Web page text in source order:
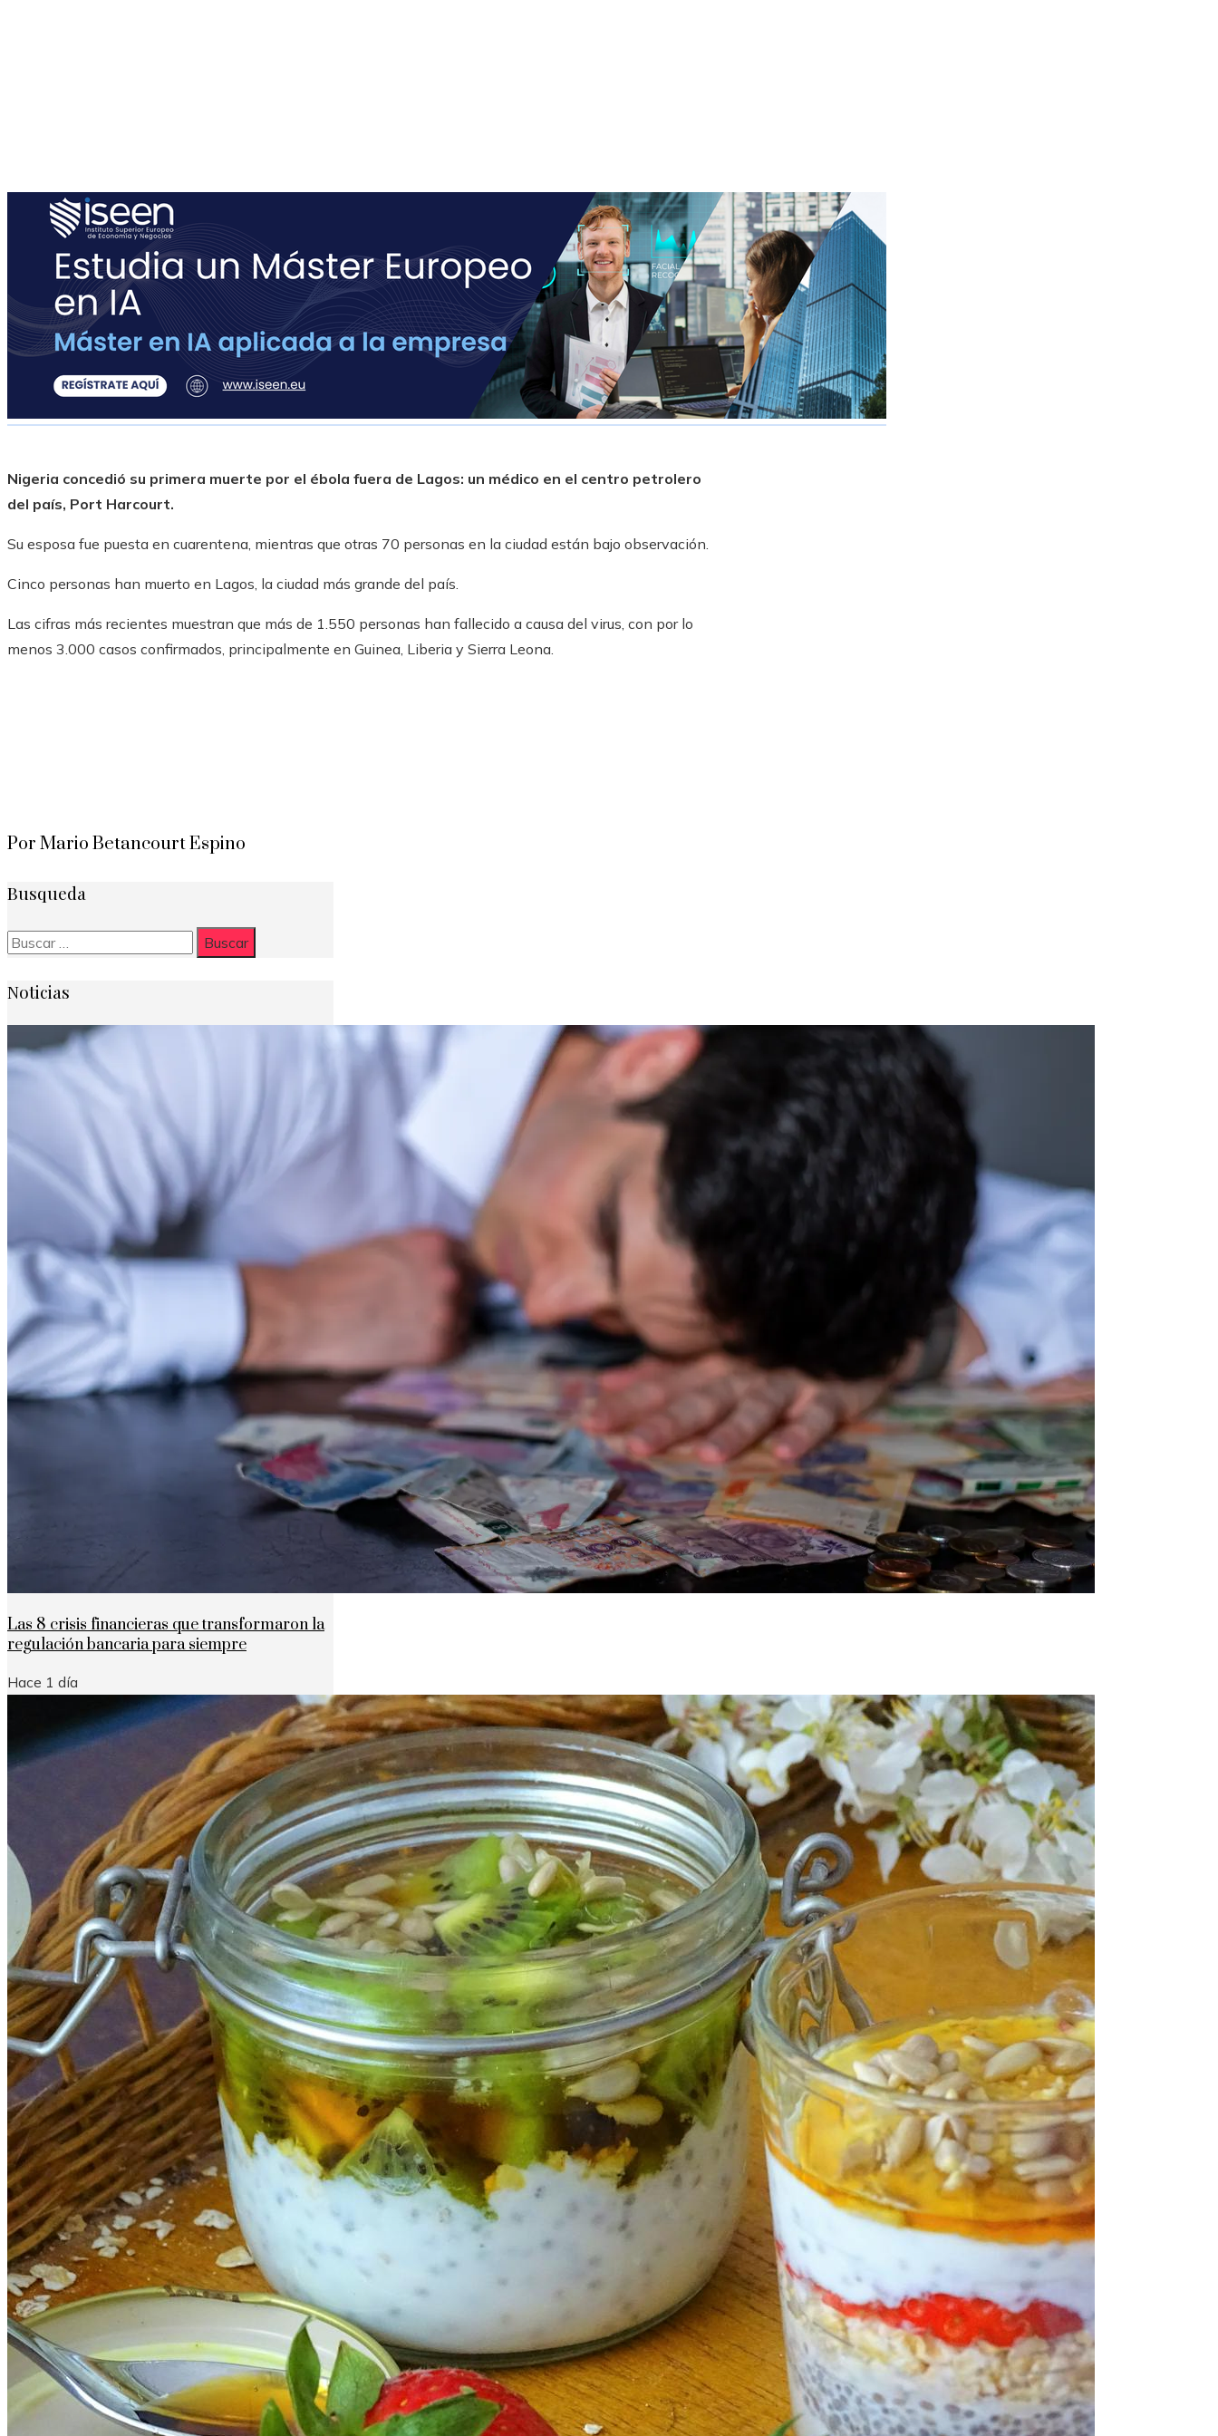
Nigeria concedió su primera muerte por el ébola fuera de Lagos: un médico en el centro petrolero
del país, Port Harcourt.
Su esposa fue puesta en cuarentena, mientras que otras 70 personas en la ciudad están bajo observación.
Cinco personas han muerto en Lagos, la ciudad más grande del país.
Las cifras más recientes muestran que más de 1.550 personas han fallecido a causa del virus, con por lo
menos 3.000 casos confirmados, principalmente en Guinea, Liberia y Sierra Leona.
Por Mario Betancourt Espino
Busqueda
Buscar:
Noticias
Las 8 crisis financieras que transformaron la
regulación bancaria para siempre
Hace 1 día